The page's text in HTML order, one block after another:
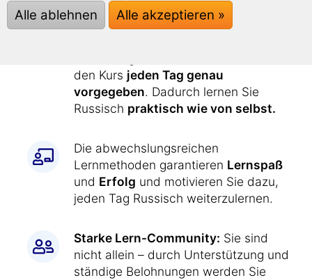
Russisch lernen warnoch nie so
den Kurs jeden Tag genau
vorgegeben. Dadurch lernen Sie
Russisch praktisch wie von selbst.
Die abwechslungsreichen
Lernmethoden garantieren Lernspaß
und Erfolg und motivieren Sie dazu,
jeden Tag Russisch weiterzulernen.
Starke Lern-Community: Sie sind
nicht allein – durch Unterstützung und
ständige Belohnungen werden Sie
Alle ablehnen Alle akzeptieren »